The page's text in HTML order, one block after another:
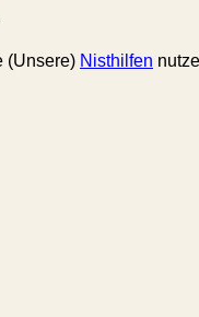
(Unsere) Nisthilfen